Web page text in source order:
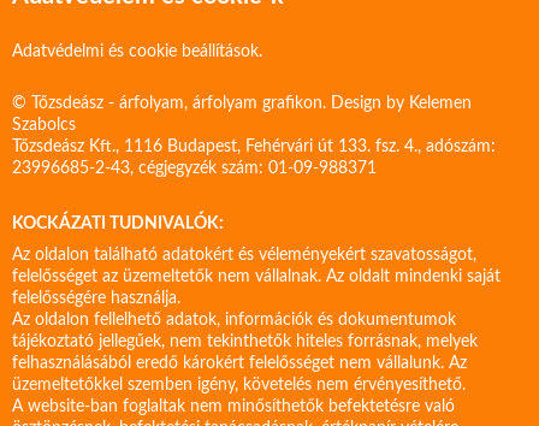
Adatvédelmi és cookie beállítások.
© Tőzsdeász - árfolyam, árfolyam grafikon. Design by Kelemen
Szabolcs
Tőzsdeász Kft., 1116 Budapest, Fehérvári út 133. fsz. 4., adószám:
23996685-2-43, cégjegyzék szám: 01-09-988371
KOCKÁZATI TUDNIVALÓK:
Az oldalon található adatokért és véleményekért szavatosságot,
felelősséget az üzemeltetők nem vállalnak. Az oldalt mindenki saját
felelősségére használja.
Az oldalon fellelhető adatok, információk és dokumentumok
tájékoztató jellegűek, nem tekinthetők hiteles forrásnak, melyek
felhasználásából eredő károkért felelősséget nem vállalunk. Az
üzemeltetőkkel szemben igény, követelés nem érvényesíthető.
A website-ban foglaltak nem minősíthetők befektetésre való